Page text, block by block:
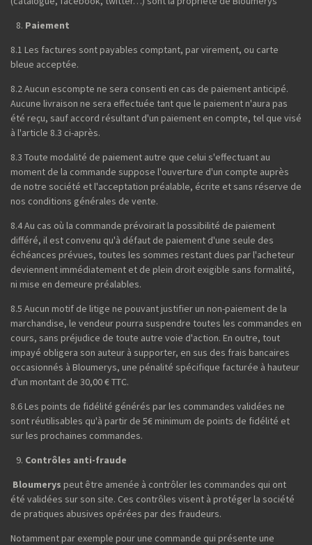
Paiement
8.1 Les factures sont payables comptant, par virement, ou carte
bleue acceptée.
8.2 Aucun escompte ne sera consenti en cas de paiement anticipé.
Aucune livraison ne sera effectuée tant que le paiement n'aura pas
été reçu, sauf accord résultant d'un paiement en compte, tel que visé
à l'article 8.3 ci-après.
8.3 Toute modalité de paiement autre que celui s'effectuant au
moment de la commande suppose l'ouverture d'un compte auprès
de notre société et l'acceptation préalable, écrite et sans réserve de
nos conditions générales de vente.
8.4 Au cas où la commande prévoirait la possibilité de paiement
différé, il est convenu qu'à défaut de paiement d'une seule des
échéances prévues, toutes les sommes restant dues par l'acheteur
deviennent immédiatement et de plein droit exigible sans formalité,
ni mise en demeure préalables.
8.5 Aucun motif de litige ne pouvant justifier un non-paiement de la
marchandise, le vendeur pourra suspendre toutes les commandes en
cours, sans préjudice de toute autre voie d'action. En outre, tout
impayé obligera son auteur à supporter, en sus des frais bancaires
occasionnés à Bloumerys, une pénalité spécifique facturée à hauteur
d'un montant de 30,00 € TTC.
8.6 Les points de fidélité générés par les commandes validées ne
sont réutilisables qu'à partir de 5€ minimum de points de fidélité et
sur les prochaines commandes.
Contrôles anti-fraude
Bloumerys peut être amenée à contrôler les commandes qui ont
été validées sur son site. Ces contrôles visent à protéger la société
de pratiques abusives opérées par des fraudeurs.
Notamment par exemple pour une commande qui présente une